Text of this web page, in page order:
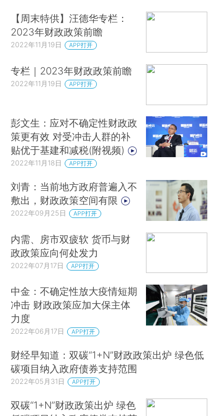
【周末特供】汪德华专栏：
2023年财政政策前瞻
2022年11月19日 APP打开
专栏｜2023年财政政策前瞻
2022年11月19日 APP打开
彭文生：应对不确定性财政政
策更有效 对受冲击人群的补
贴优于基建和减税(附视频)
2022年11月18日 APP打开
刘青：当前地方政府普遍入不
敷出，财政政策空间有限
2022年09月25日 APP打开
内需、房市双疲软 货币与财
政政策应向何处发力
2022年07月17日 APP打开
中金：不确定性放大疫情短期
冲击 财政政策应加大保主体
力度
2022年06月17日 APP打开
财经早知道：双碳“1+N”财政政策出炉 绿色低
碳项目纳入政府债券支持范围
2022年05月31日 APP打开
双碳“1+N”财政政策出炉 绿色